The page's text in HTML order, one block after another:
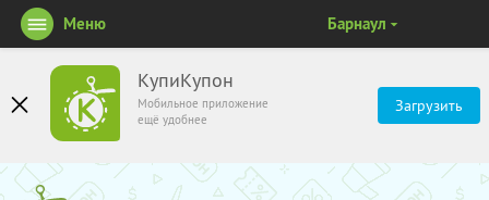
КупиКупон
Мобильное приложение
ещё удобнее
Загрузить
Меню Барнаул